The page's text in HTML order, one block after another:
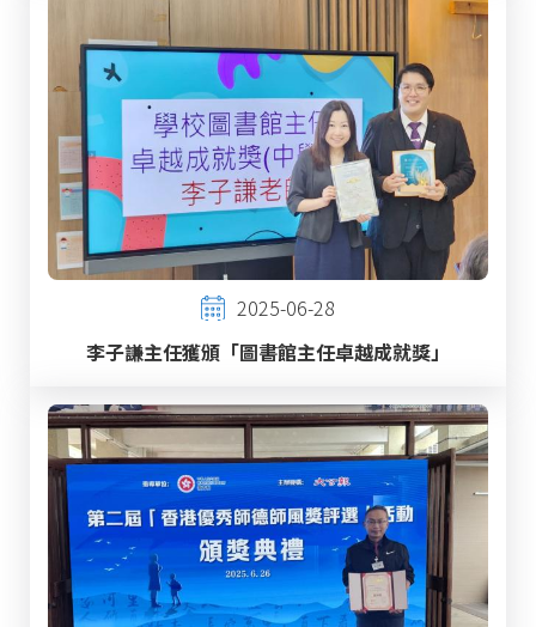
2025-06-28
李子謙主任獲頒「圖書館主任卓越成就獎」